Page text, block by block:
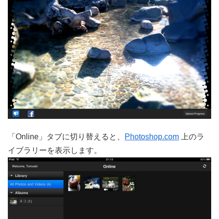
「Online」タブに切り替えると、 Photoshop.com 上のラ
イブラリーを表示します。